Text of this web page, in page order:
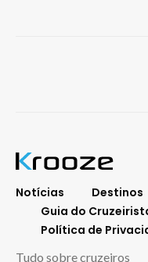
Notícias Destinos
Guia do
Política de
Tudo sobre cruzeiros